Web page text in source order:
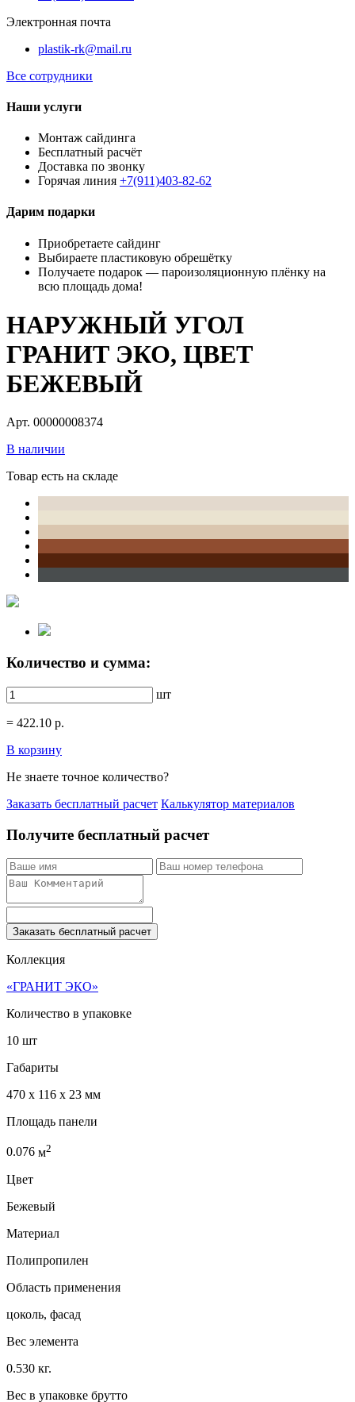
Электронная почта
plastik-rk@mail.ru
Все сотрудники
Наши услуги
Монтаж сайдинга
Бесплатный расчёт
Доставка по звонку
Горячая линия +7(911)403-82-62
Дарим подарки
Приобретаете сайдинг
Выбираете пластиковую обрешётку
Получаете подарок — пароизоляционную плёнку на
всю площадь дома!
НАРУЖНЫЙ УГОЛ
ГРАНИТ ЭКО, ЦВЕТ
БЕЖЕВЫЙ
Арт. 00000008374
В наличии
Товар есть на складе
Количество и сумма:
шт
= 422.10 р.
В корзину
Не знаете точное количество?
Заказать бесплатный расчет Калькулятор материалов
Получите бесплатный расчет
Заказать бесплатный расчет
Коллекция
«ГРАНИТ ЭКО»
Количество в упаковке
10 шт
Габариты
470 x 116 x 23 мм
Площадь панели
0.076 м2
Цвет
Бежевый
Материал
Полипропилен
Область применения
цоколь, фасад
Вес элемента
0.530 кг.
Вес в упаковке брутто